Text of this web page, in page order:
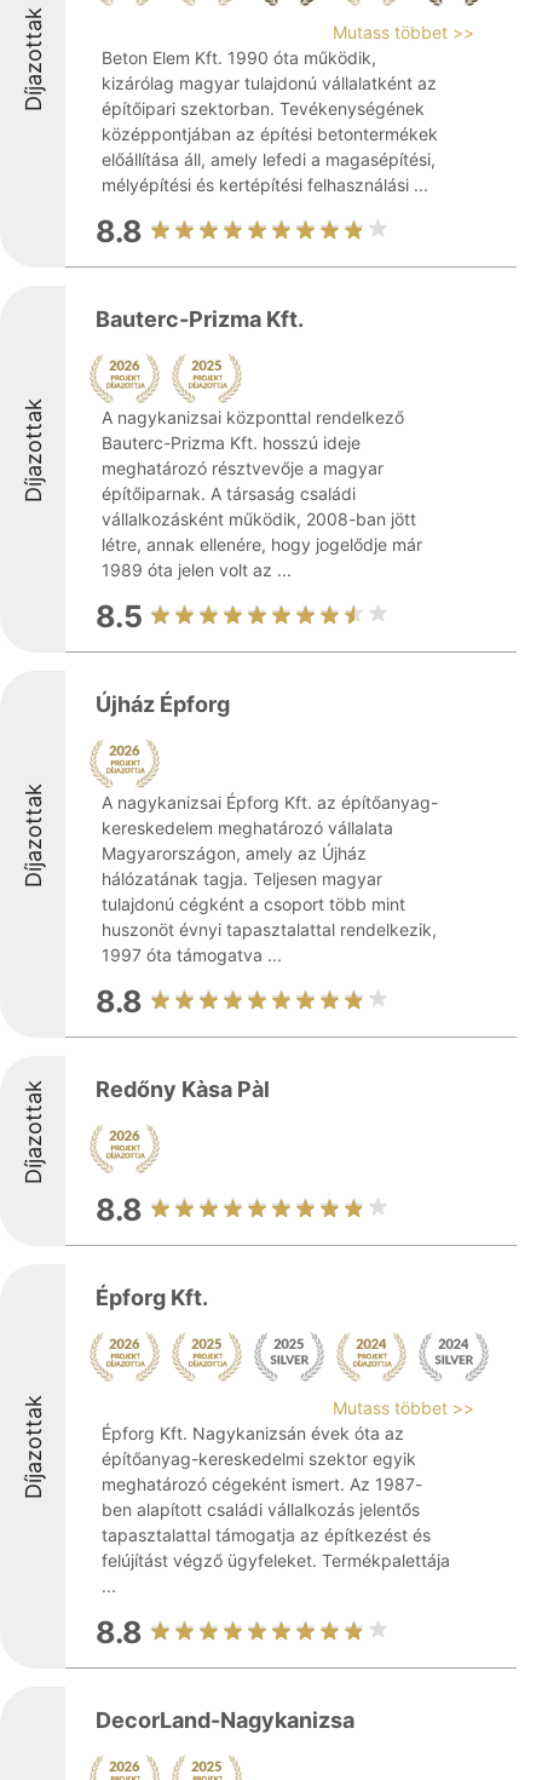
Díjazottak
Mutass többet >>
Beton Elem Kft. 1990 óta működik,
kizárólag magyar tulajdonú vállalatként az
építőipari szektorban. Tevékenységének
középpontjában az építési betontermékek
előállítása áll, amely lefedi a magasépítési,
mélyépítési és kertépítési felhasználási ...
8.8
Díjazottak
Bauterc-Prizma Kft.
A nagykanizsai központtal rendelkező
Bauterc-Prizma Kft. hosszú ideje
meghatározó résztvevője a magyar
építőiparnak. A társaság családi
vállalkozásként működik, 2008-ban jött
létre, annak ellenére, hogy jogelődje már
1989 óta jelen volt az ...
8.5
Díjazottak
Újház Épforg
A nagykanizsai Épforg Kft. az építőanyag-
kereskedelem meghatározó vállalata
Magyarországon, amely az Újház
hálózatának tagja. Teljesen magyar
tulajdonú cégként a csoport több mint
huszonöt évnyi tapasztalattal rendelkezik,
1997 óta támogatva ...
8.8
Díjazottak Redőny Kàsa Pàl
8.8
Díjazottak
Épforg Kft.
Mutass többet >>
Épforg Kft. Nagykanizsán évek óta az
építőanyag-kereskedelmi szektor egyik
meghatározó cégeként ismert. Az 1987-
ben alapított családi vállalkozás jelentős
tapasztalattal támogatja az építkezést és
felújítást végző ügyfeleket. Termékpalettája
...
8.8
DecorLand-Nagykanizsa